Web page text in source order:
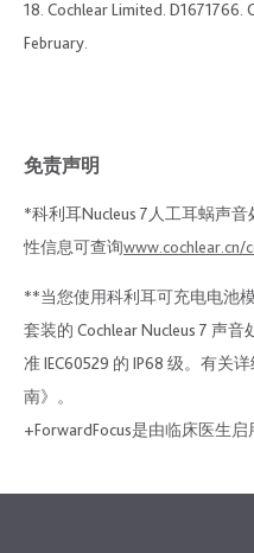
18. Cochlear Limited. D1671766.
February.
免责声明
*科利耳Nucleus 7人工耳蜗声
性信息可查询www.cochlear.cn/
**当您使用科利耳可充电电池
套装的 Cochlear Nucleus 7 声
准 IEC60529 的 IP68 级。有关
南》。
+ForwardFocus是由临床医生